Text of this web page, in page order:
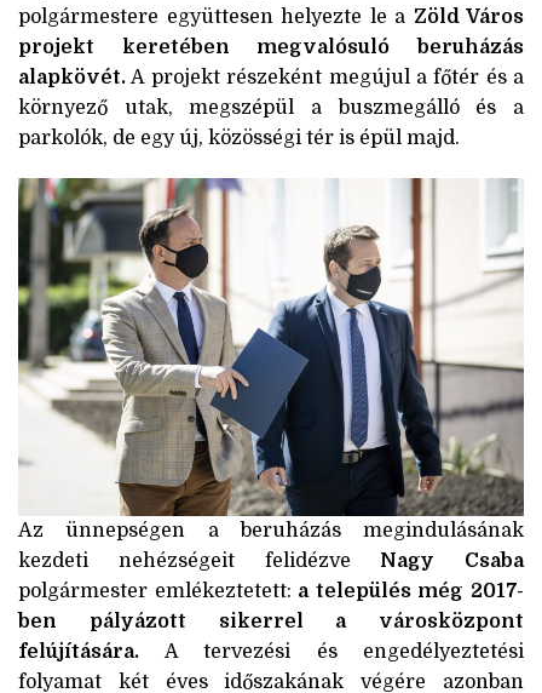
polgármestere együttesen helyezte le a Zöld Város
projekt keretében megvalósuló beruházás
alapkövét. A projekt részeként megújul a főtér és a
környező utak, megszépül a buszmegálló és a
parkolók, de egy új, közösségi tér is épül majd.
Az ünnepségen a beruházás megindulásának
kezdeti nehézségeit felidézve Nagy Csaba
polgármester emlékeztetett: a település még 2017-
ben pályázott sikerrel a városközpont
felújítására. A tervezési és engedélyeztetési
folyamat két éves időszakának végére azonban